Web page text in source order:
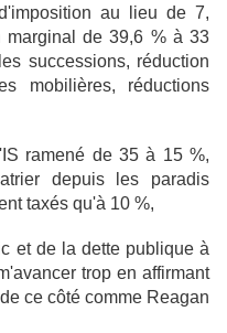
au lieu de 7,
marginal de 39,6 % à 33
successions, réduction
mobilières,
réductions
ramené de 35 à 15 %,
depuis les paradis
taxés qu'à 10 %,
et de la dette publique à
trop en affirmant
ce côté comme Reagan